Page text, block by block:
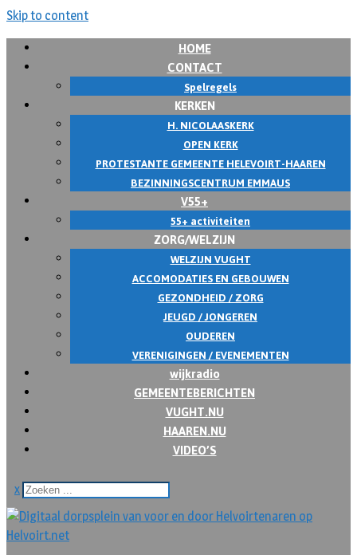
Skip to content
HOME
CONTACT
Spelregels
KERKEN
H. NICOLAASKERK
OPEN KERK
PROTESTANTE GEMEENTE HELEVOIRT-HAAREN
BEZINNINGSCENTRUM EMMAUS
V55+
55+ activiteiten
ZORG/WELZIJN
WELZIJN VUGHT
ACCOMODATIES EN GEBOUWEN
GEZONDHEID / ZORG
JEUGD / JONGEREN
OUDEREN
VERENIGINGEN / EVENEMENTEN
wijkradio
GEMEENTEBERICHTEN
VUGHT.NU
HAAREN.NU
VIDEO’S
x